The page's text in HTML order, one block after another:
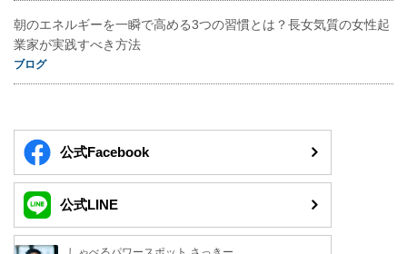
朝のエネルギーを一瞬で高める3つの習慣とは？長女気質の女性起
業家が実践すべき方法
ブログ
公式Facebook
公式LINE